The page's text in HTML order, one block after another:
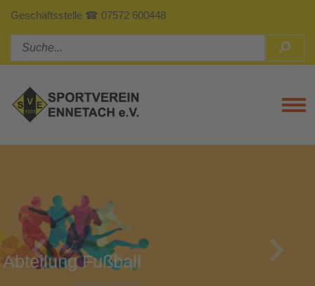
Geschäftsstelle ☎ 07572 600448
Abteilung Turnen
Previous